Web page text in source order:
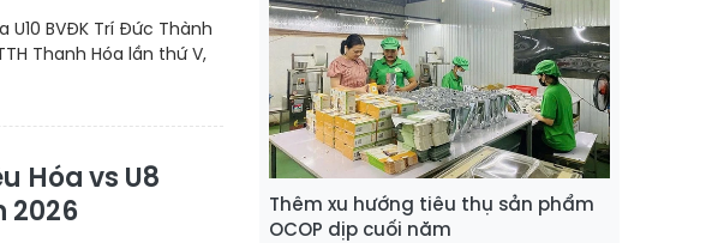
BVĐK Trí Đức Thành
Thanh Hóa lần thứ V,
Hóa vs U8
2026
Thêm xu hướng tiêu thụ sản phẩm
OCOP dịp cuối năm